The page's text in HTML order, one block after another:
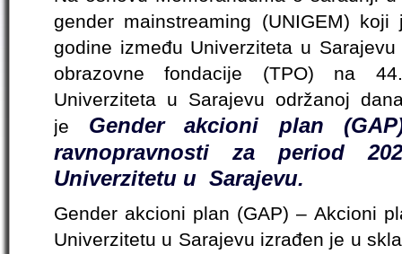
gender mainstreaming (UNIGEM)
godine između Univerziteta u
obrazovne fondacije (TPO) na
Univerziteta u Sarajevu održanoj
je Gender akcioni plan
ravnopravnosti za period
Univerzitetu u Sarajevu.
Gender akcioni plan (GAP) – Akcioni
Univerzitetu u Sarajevu izrađen je u